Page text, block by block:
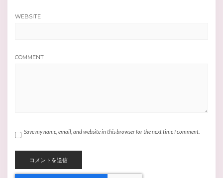
WEBSITE
COMMENT
Save my name, email, and website in this browser for the next time I comment.